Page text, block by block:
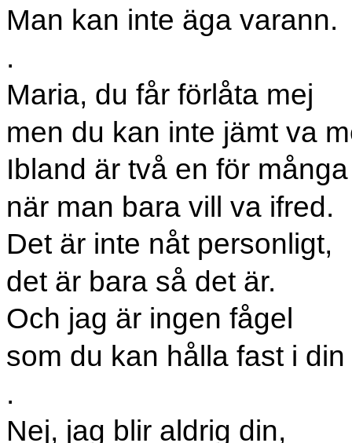
Man kan inte äga varann.
.
Maria, du får förlåta mej
men du kan inte jämt va
Ibland är två en för många
när man bara vill va ifred.
Det är inte nåt personligt,
det är bara så det är.
Och jag är ingen fågel
som du kan hålla fast i
.
Nej, jag blir aldrig din,